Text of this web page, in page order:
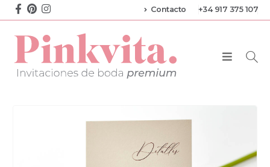
Contacto +34 917 375 107